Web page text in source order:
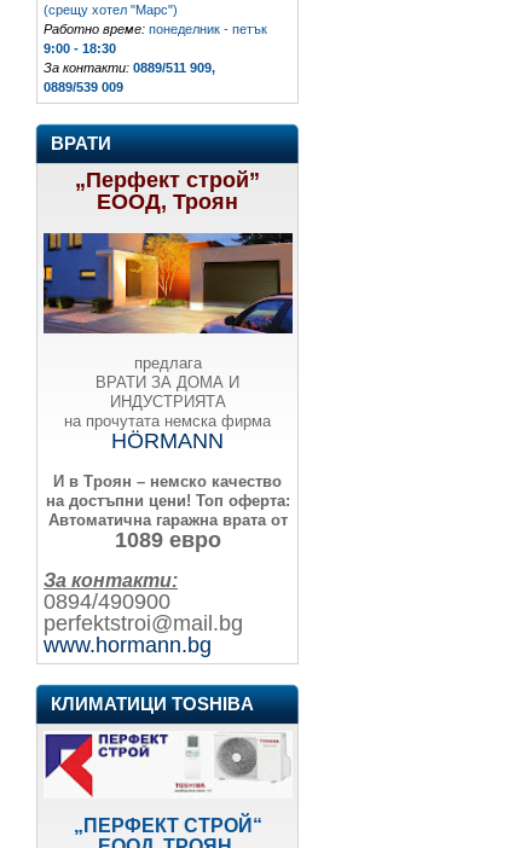
(срещу хотел "Марс")
Работно време: понеделник - петък
9:00 - 18:30
За контакти: 0889/511 909,
0889/539 009
ВРАТИ
„Перфект строй”
ЕООД, Троян
предлага
ВРАТИ ЗА ДОМА И
ИНДУСТРИЯТА
на прочутата немска фирма
HÖRMANN
И в Троян – немско качество
на достъпни цени! Топ оферта:
Автоматична гаражна врата от
1089 евро
За контакти:
0894/490900
perfektstroi@mail.bg
www.hormann.bg
КЛИМАТИЦИ TOSHIBA
„ПЕРФЕКТ СТРОЙ“